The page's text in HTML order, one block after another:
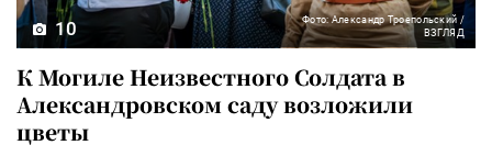
10
Фото: Александр Троепольский /
ВЗГЛЯД
К Могиле Неизвестного Солдата в
Александровском саду возложили
цветы